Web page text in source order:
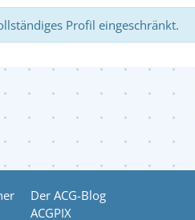
Profil eingeschränkt.
Der ACG-Blog
ACGPIX